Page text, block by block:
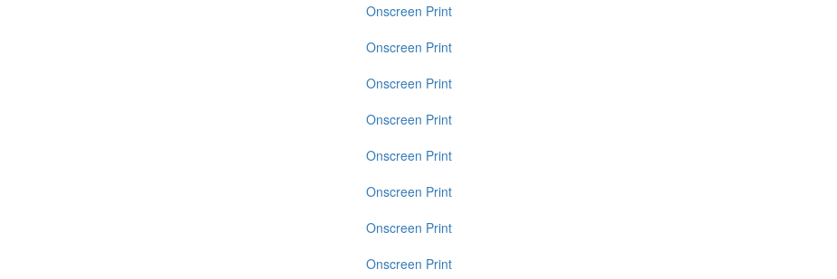
Onscreen Print
Onscreen Print
Onscreen Print
Onscreen Print
Onscreen Print
Onscreen Print
Onscreen Print
Onscreen Print